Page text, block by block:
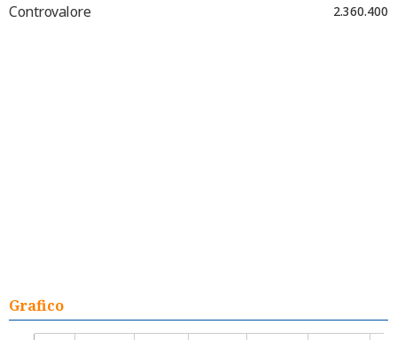
Controvalore 2.360.400
Grafico